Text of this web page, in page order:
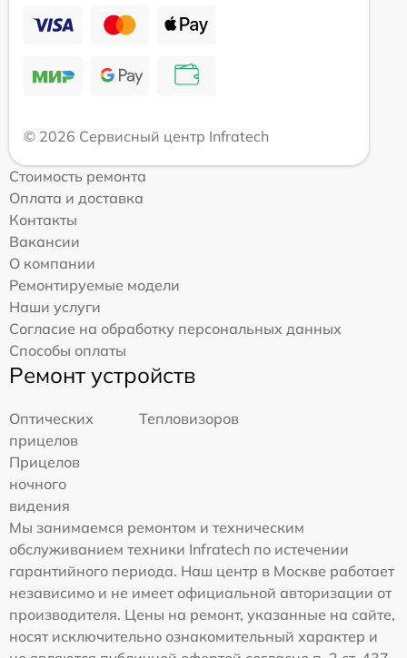
© 2026 Сервисный центр Infratech
Стоимость ремонта
Оплата и доставка
Контакты
Вакансии
О компании
Ремонтируемые модели
Наши услуги
Согласие на обработку персональных данных
Способы оплаты
Ремонт устройств
Оптических
прицелов
Тепловизоров
Прицелов
ночного
видения
Мы занимаемся ремонтом и техническим
обслуживанием техники Infratech по истечении
гарантийного периода. Наш центр в Москве работает
независимо и не имеет официальной авторизации от
производителя. Цены на ремонт, указанные на сайте,
носят исключительно ознакомительный характер и